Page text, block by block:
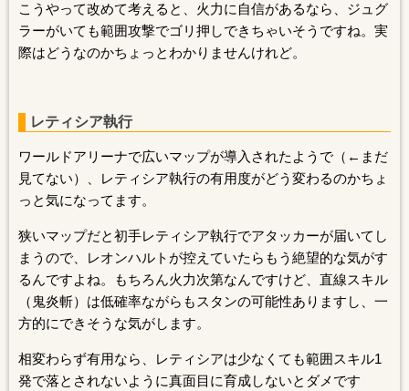
こうやって改めて考えると、火力に自信があるなら、ジュグ
ラーがいても範囲攻撃でゴリ押しできちゃいそうですね。実
際はどうなのかちょっとわかりませんけれど。
レティシア執行
ワールドアリーナで広いマップが導入されたようで（←まだ
見てない）、レティシア執行の有用度がどう変わるのかちょ
っと気になってます。
狭いマップだと初手レティシア執行でアタッカーが届いてし
まうので、レオンハルトが控えていたらもう絶望的な気がす
るんですよね。もちろん火力次第なんですけど、直線スキル
（鬼炎斬）は低確率ながらもスタンの可能性ありますし、一
方的にできそうな気がします。
相変わらず有用なら、レティシアは少なくても範囲スキル1
発で落とされないように真面目に育成しないとダメです